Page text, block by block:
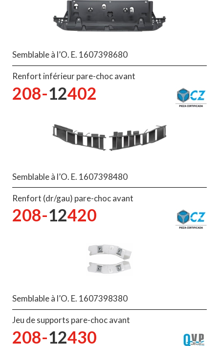
Semblable à l’O. E. 1607398680
Renfort inférieur pare-choc avant
208-12402
Semblable à l’O. E. 1607398480
Renfort (dr/gau) pare-choc avant
208-12420
Semblable à l’O. E. 1607398380
Jeu de supports pare-choc avant
208-12430